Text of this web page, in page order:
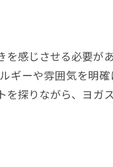
感じさせる必要が
ーや雰囲気を明確
探りながら、ヨガ